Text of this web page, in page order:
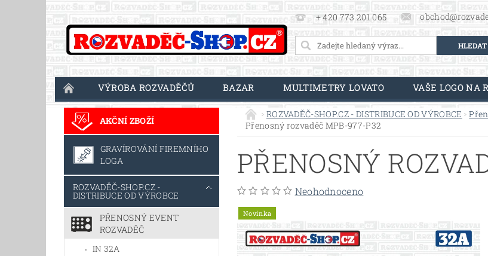
+ 420 773 201 065
VÝROBA ROZVADĚČŮ BAZAR MULTIMETRY LOVATO VAŠE LOGO NA
AKČNÍ ZBOŽÍ
GRAVÍROVÁNÍ FIREMNÍHO
LOGA
ROZVADĚČ-SHOP.CZ -
DISTRIBUCE OD VÝROBCE
PŘENOSNÝ EVENT
ROZVADĚČ
IN 32A
ROZVADĚČ-SHOP.CZ - DISTRIBUCE OD VÝROBCE
Přenosný rozvaděč MPB-977-P32
PŘENOSNÝ
Neohodnoceno
Novinka